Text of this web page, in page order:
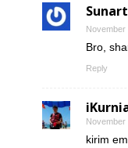
November
Bro,
Reply
November
kirim